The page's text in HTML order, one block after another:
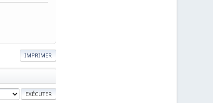
IMPRIMER